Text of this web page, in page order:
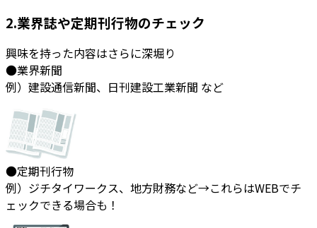
2.業界誌や定期刊行物のチェック
興味を持った内容はさらに深堀り
●業界新聞
例）建設通信新聞、日刊建設工業新聞 など
●定期刊行物
例）ジチタイワークス、地方財務など→これらはWEBでチ
ェックできる場合も！